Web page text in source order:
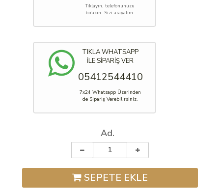
Tıklayın, telefonunuzu
bırakın. Sizi arayalım.
TIKLA WHATSAPP
İLE SİPARİŞ VER
05412544410
7x24 Whatsapp Üzerinden
de Sipariş Verebilirsiniz.
Ad.
SEPETE EKLE